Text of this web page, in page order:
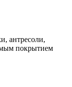
антресоли,
покрытием